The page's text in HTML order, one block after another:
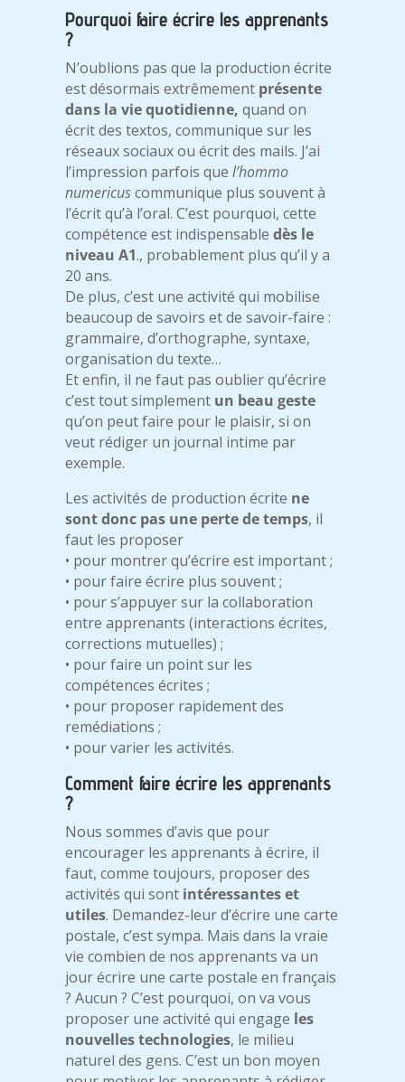
Pourquoi faire écrire les apprenants
?
N’oublions pas que la production écrite
est désormais extrêmement présente
dans la vie quotidienne, quand on
écrit des textos, communique sur les
réseaux sociaux ou écrit des mails. J’ai
l’impression parfois quel’hommo
numericuscommunique plus souvent à
l’écrit qu’à l’oral. C’est pourquoi, cette
compétence est indispensabledès le
niveau A1., probablement plus qu’il y a
20 ans.
De plus, c’est une activité qui mobilise
beaucoup de savoirs et de savoir-faire :
grammaire, d’orthographe, syntaxe,
organisation du texte…
Et enfin, il ne faut pas oublier qu’écrire
c’est tout simplement un beau geste
qu’on peut faire pour le plaisir, si on
veut rédiger un journal intime par
exemple.
Les activités de production écrite ne
sont donc pas une perte de temps, il
faut les proposer
• pour montrer qu’écrire est important ;
• pour faire écrire plus souvent ;
• pour s’appuyer sur la collaboration
entre apprenants (interactions écrites,
corrections mutuelles) ;
• pour faire un point sur les
compétences écrites ;
• pour proposer rapidement des
remédiations ;
• pour varier les activités.
Comment faire écrire les apprenants
?
Nous sommes d’avis que pour
encourager les apprenants à écrire, il
faut, comme toujours, proposer des
activités qui sont intéressantes et
utiles. Demandez-leur d’écrire une carte
postale, c’est sympa. Mais dans la vraie
vie combien de nos apprenants va un
jour écrire une carte postale en français
? Aucun ? C’est pourquoi, on va vous
proposer une activité qui engage les
nouvelles technologies, le milieu
naturel des gens. C’est un bon moyen